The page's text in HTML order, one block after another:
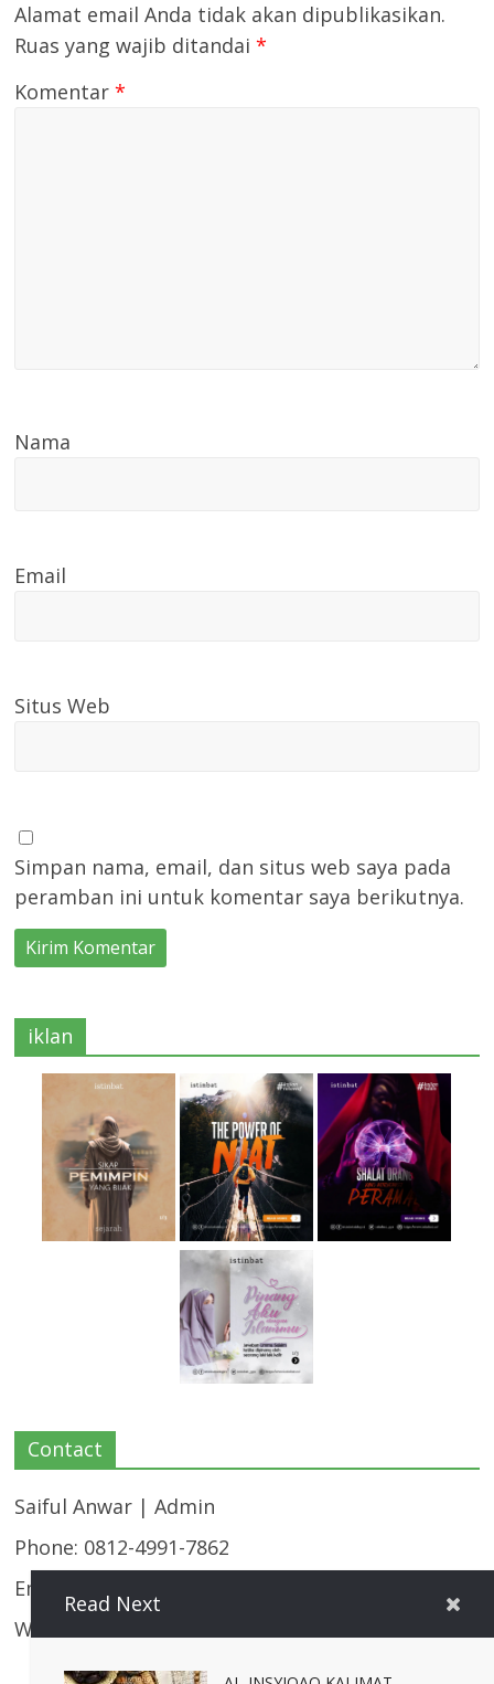
Alamat email Anda tidak akan dipublikasikan.
Ruas yang wajib ditandai*
Komentar*
Nama
Email
Situs Web
Simpan nama, email, dan situs web saya pada
peramban ini untuk komentar saya berikutnya.
iklan
Contact
Saiful Anwar | Admin
Phone: 0812-4991-7862
Email:
Website: https://istinbat.co/
Read Next